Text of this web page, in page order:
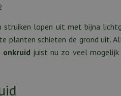
lopen uit met bijna
planten schieten de grond uit.
onkruidjuist nu zo veel